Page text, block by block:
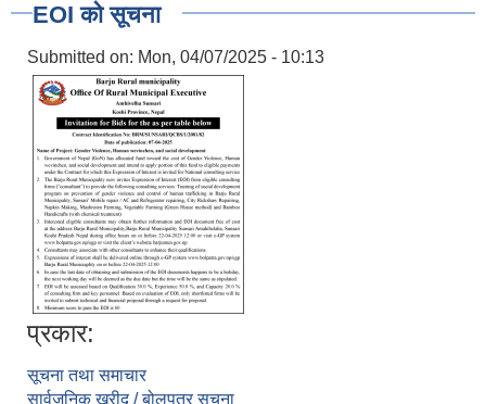
EOI को सूचना
Submitted on: Mon, 04/07/2025 - 10:13
प्रकार:
सूचना तथा समाचार
सार्वजनिक खरीद / बोलपत्र सूचना